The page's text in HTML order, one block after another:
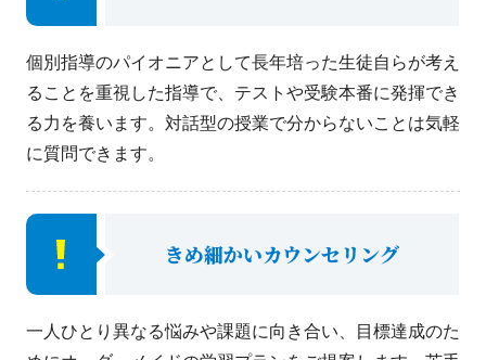
個別指導のパイオニアとして長年培った生徒自らが考え
ることを重視した指導で、テストや受験本番に発揮でき
る力を養います。対話型の授業で分からないことは気軽
に質問できます。
きめ細かいカウンセリング
一人ひとり異なる悩みや課題に向き合い、目標達成のた